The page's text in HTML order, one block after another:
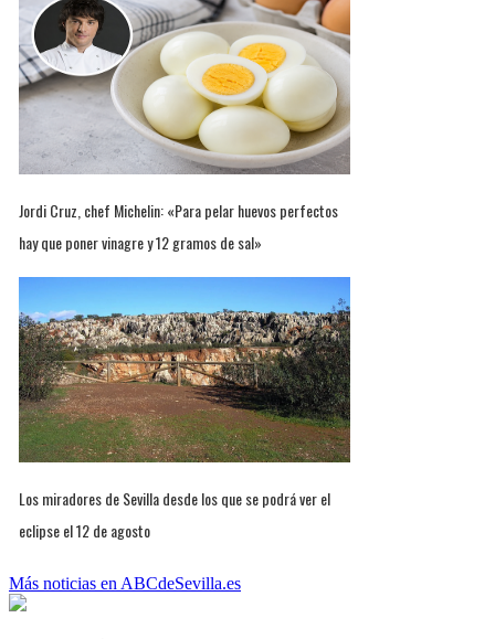
Jordi Cruz, chef Michelin: «Para pelar huevos perfectos
hay que poner vinagre y 12 gramos de sal»
Los miradores de Sevilla desde los que se podrá ver el
eclipse el 12 de agosto
Más noticias en ABCdeSevilla.es